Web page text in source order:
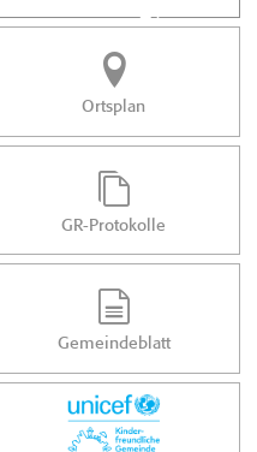
Ortsplan
GR-Protokolle
Gemeindeblatt